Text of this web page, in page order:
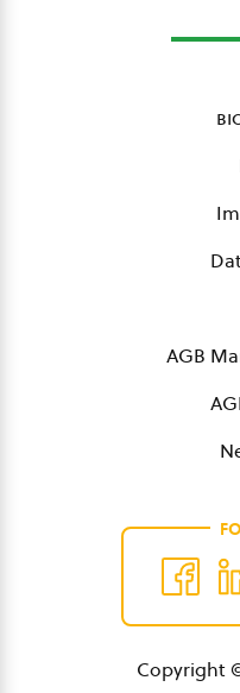
AGB
Copyright